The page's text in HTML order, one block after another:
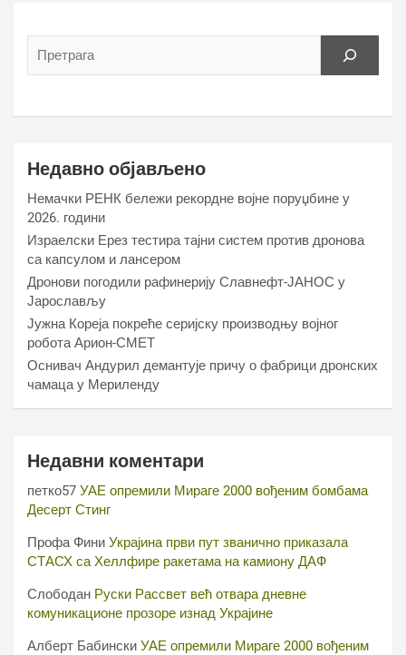
Недавно објављено
Немачки РЕНК бележи рекордне војне поруџбине у
2026. години
Израелски Ерез тестира тајни систем против дронова
са капсулом и лансером
Дронови погодили рафинерију Славнефт-ЈАНОС у
Јарослављу
Јужна Кореја покреће серијску производњу војног
робота Арион-СМЕТ
Оснивач Андурил демантује причу о фабрици дронских
чамаца у Мериленду
Недавни коментари
петко57 УАЕ опремили Мираге 2000 вођеним бомбама
Десерт Стинг
Профа Фини Украјина први пут званично приказала
СТАСХ са Хеллфире ракетама на камиону ДАФ
Слободан Руски Рассвет већ отвара дневне
комуникационе прозоре изнад Украјине
Алберт Бабински УАЕ опремили Мираге 2000 вођеним